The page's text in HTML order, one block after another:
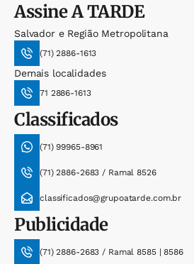
AssineA TARDE
Salvador e Região Metropolitana
(71) 2886-1613
Demais localidades
71 2886-1613
Classificados
(71) 99965-8961
(71) 2886-2683 / Ramal 8526
classificados@grupoatarde.com.br
Publicidade
(71) 2886-2683 / Ramal 8585 | 8586